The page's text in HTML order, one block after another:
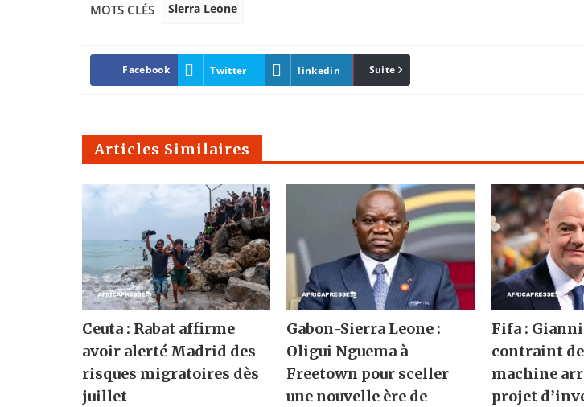
MOTS CLÉS Sierra Leone
Facebook Twitter linkedin Pinterest
Suite
Articles Similaires
Ceuta : Rabat affirme
avoir alerté Madrid des
risques migratoires dès
juillet
Gabon-Sierra Leone :
Oligui Nguema à
Freetown pour sceller
une nouvelle ère de
Fifa :
contraint
machine
projet